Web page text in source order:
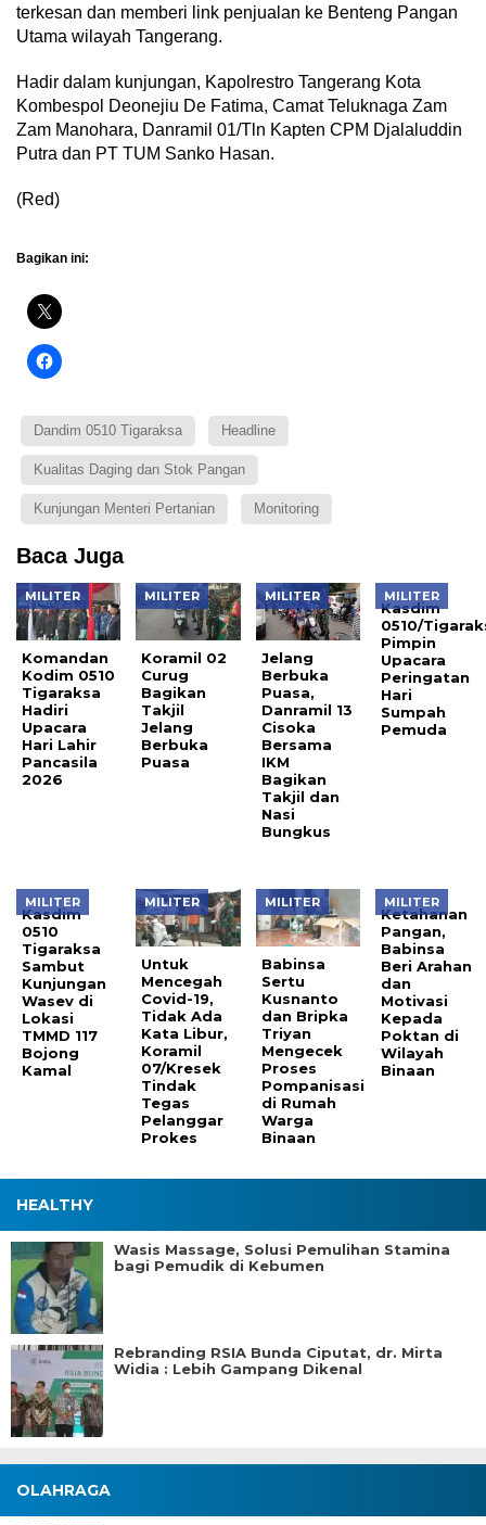
terkesan dan memberi link penjualan ke Benteng Pangan
Utama wilayah Tangerang.
Hadir dalam kunjungan, Kapolrestro Tangerang Kota
Kombespol Deonejiu De Fatima, Camat Teluknaga Zam
Zam Manohara, Danramil 01/Tln Kapten CPM Djalaluddin
Putra dan PT TUM Sanko Hasan.
(Red)
Bagikan ini:
Dandim 0510 Tigaraksa Headline
Kualitas Daging dan Stok Pangan
Kunjungan Menteri Pertanian Monitoring
Baca Juga
MILITER
Komandan
Kodim 0510
Tigaraksa
Hadiri
Upacara
Hari Lahir
Pancasila
2026
MILITER
Koramil 02
Curug
Bagikan
Takjil
Jelang
Berbuka
Puasa
MILITER
Jelang
Berbuka
Puasa,
Danramil 13
Cisoka
Bersama
IKM
Bagikan
Takjil dan
Nasi
Bungkus
MILITER
Kasdim
0510/
Pimpin
Upacara
Peringatan
Hari
Sumpah
Pemuda
MILITER
Kasdim
0510
Tigaraksa
Sambut
Kunjungan
Wasev di
Lokasi
TMMD 117
Bojong
Kamal
MILITER
Untuk
Mencegah
Covid-19,
Tidak Ada
Kata Libur,
Koramil
07/Kresek
Tindak
Tegas
Pelanggar
Prokes
MILITER
Babinsa
Sertu
Kusnanto
dan Bripka
Triyan
Mengecek
Proses
Pompanisasi
di Rumah
Warga
Binaan
MILITER
Ketahanan
Pangan,
Babinsa
Beri Arahan
dan
Motivasi
Kepada
Poktan di
Wilayah
Binaan
HEALTHY
Wasis Massage, Solusi Pemulihan Stamina
bagi Pemudik di Kebumen
Rebranding RSIA Bunda Ciputat, dr. Mirta
Widia : Lebih Gampang Dikenal
OLAHRAGA